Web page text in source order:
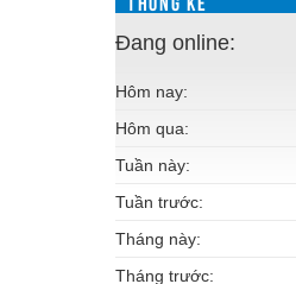
Đang online:
Hôm nay:
Hôm qua:
Tuần này:
Tuần trước:
Tháng này:
Tháng trước: